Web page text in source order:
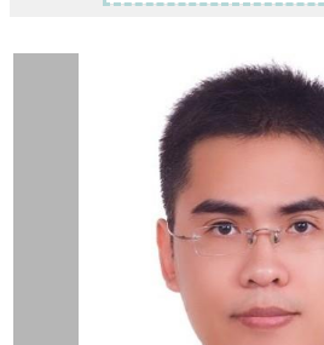
站